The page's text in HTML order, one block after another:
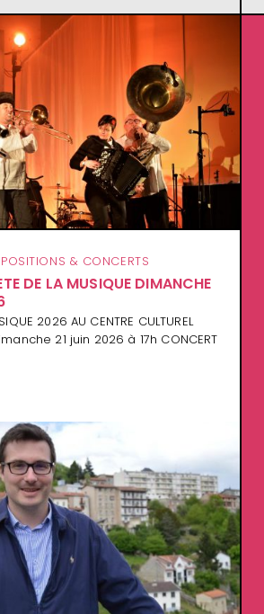
& CONCERTS
DE LA MUSIQUE DIMANCHE
2026 AU CENTRE CULTUREL
21 juin 2026 à 17h CONCERT